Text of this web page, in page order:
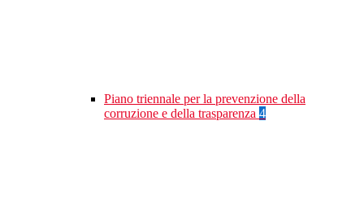
Piano triennale per la prevenzione della
corruzione e della trasparenza 4